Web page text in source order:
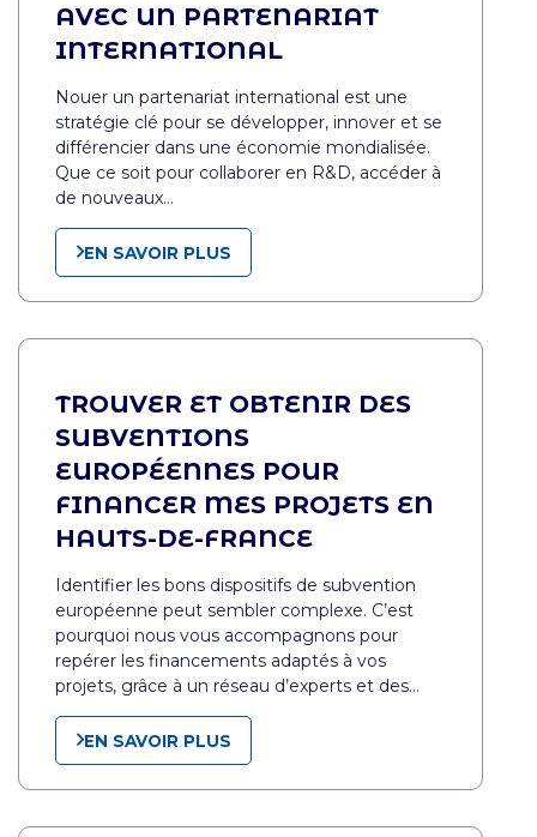
AVEC UN PARTENARIAT
INTERNATIONAL
Nouer un partenariat international est une
stratégie clé pour se développer, innover et se
différencier dans une économie mondialisée.
Que ce soit pour collaborer en R&D, accéder à
de nouveaux…
EN SAVOIR PLUS
TROUVER ET OBTENIR DES
SUBVENTIONS
EUROPÉENNES POUR
FINANCER MES PROJETS EN
HAUTS-DE-FRANCE
Identifier les bons dispositifs de subvention
européenne peut sembler complexe. C’est
pourquoi nous vous accompagnons pour
repérer les financements adaptés à vos
projets, grâce à un réseau d’experts et des…
EN SAVOIR PLUS